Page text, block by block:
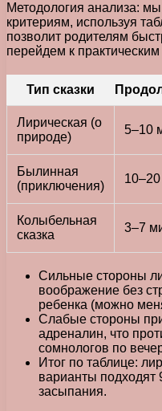
Методология анализа:
критериям, используя
позволит родителям
перейдем к
Тип сказки
Лирическая (о
природе)
5–10
Былинная
(приключения)
Колыбельная
сказка
3–7
Сильные стороны
воображение без
ребенка (можно
Слабые стороны
адреналин, что
сомнологов по
Итог по таблице:
варианты
засыпания.